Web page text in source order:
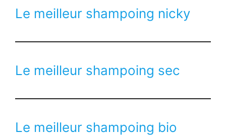
Le meilleur shampoing nicky
Le meilleur shampoing sec
Le meilleur shampoing bio